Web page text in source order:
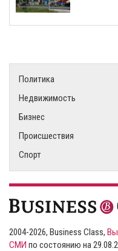
Политика
Недвижимость
Бизнес
Происшествия
Спорт
2004-2026, Business Class,
СМИ по состоянию на